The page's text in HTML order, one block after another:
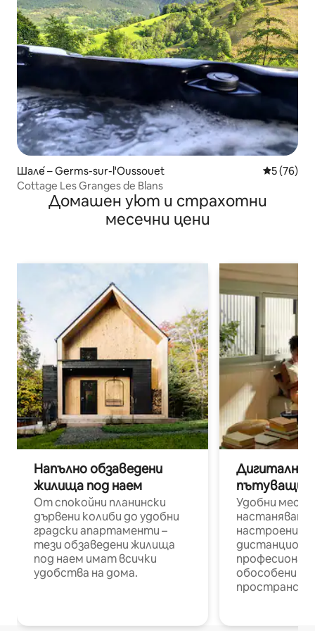
Шале́ – Germs-sur-l'Oussouet Средна
5 (76)
Cottage Les Granges de Blans
Домашен уют и страхотни
месечни цени
Напълно обзаведени
жилища под наем
От спокойни планински
дървени колиби до удобни
градски апартаменти –
тези обзаведени жилища
под наем имат всички
удобства на дома.
Дигитални
пътуващи
Удобни
настаняване
настроени и
обособени